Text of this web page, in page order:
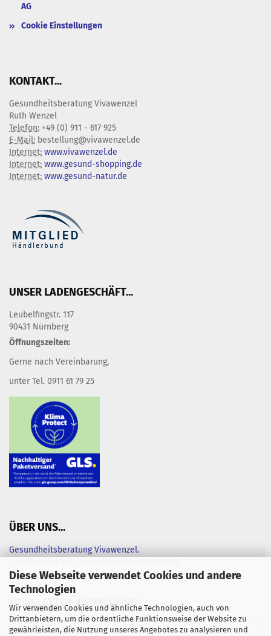
Diese Webseite verwendet Cookies und andere
Technologien
Wir verwenden Cookies und ähnliche Technologien, auch von
Drittanbietern, um die ordentliche Funktionsweise der Website zu
gewährleisten, die Nutzung unseres Angebotes zu analysieren und
AG
Cookie Einstellungen
KONTAKT...
Gesundheitsberatung Vivawenzel
Ruth Wenzel
Telefon: +49 (0) 911 - 617 925
E-Mail: bestellung@vivawenzel.de
Internet: www.vivawenzel.de
Internet: www.gesund-shopping.de
Internet: www.gesund-natur.de
UNSER LADENGESCHÄFT...
Leubelfingstr. 117
90431 Nürnberg
Öffnungszeiten:
Gerne nach Vereinbarung,
unter Tel. 0911 61 79 25
ÜBER UNS...
Gesundheitsberatung Vivawenzel.
Nahrungsergänzungen
NEWSLETTER-ANMELDUNG